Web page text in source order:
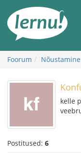
juurde
Foorum Nõustamine
kelle
Postitused: 6